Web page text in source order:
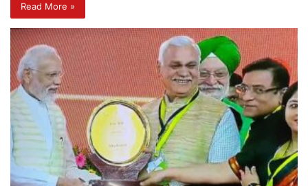
Read More »